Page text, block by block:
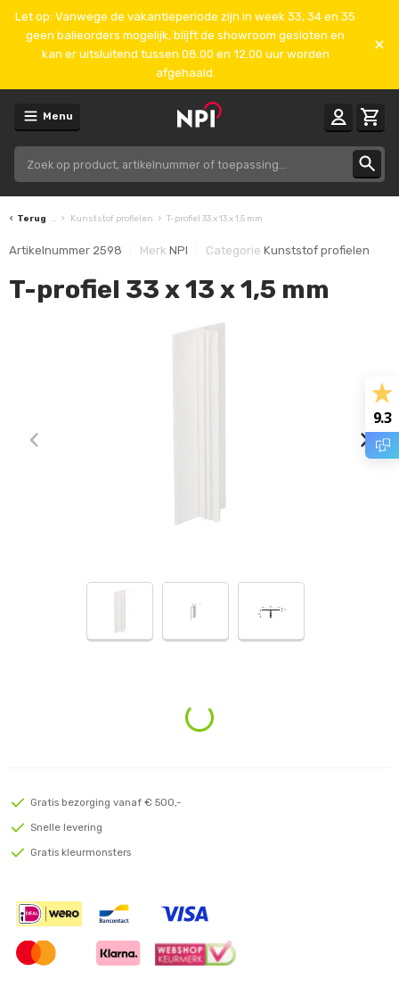
Let op: Vanwege de vakantieperiode zijn in week 33, 34 en 35
geen balieorders mogelijk, blijft de showroom gesloten en
kan er uitsluitend tussen 08.00 en 12.00 uur worden
afgehaald.
Menu
Terug Kunststof profielen T-profiel 33 x 13 x 1,5 mm
Artikelnummer 2598 Merk NPI Categorie Kunststof profielen
T-profiel 33 x 13 x 1,5 mm
Loading...
Gratis bezorging vanaf € 500,-
Snelle levering
Gratis kleurmonsters
9.3